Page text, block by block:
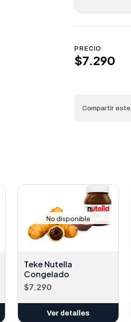
PRECIO
$7.290
Compartir
No disponible
Teke Nutella
Congelado
$7.290
Ver detalles